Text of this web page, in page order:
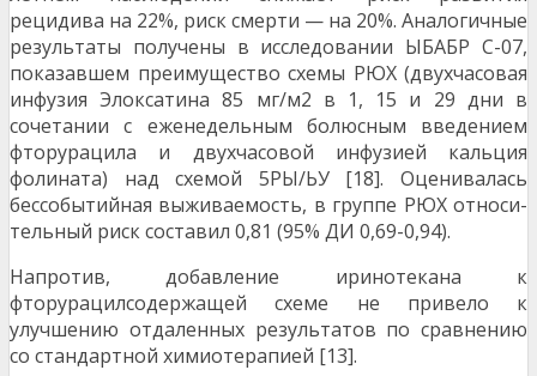
рецидива на 22%, риск смерти — на 20%. Аналогичные
результаты получены в исследовании ЫБАБР С-07,
показавшем преиму­щество схемы РЮХ (двухчасовая
инфузия Элоксатина 85 мг/м2 в 1, 15 и 29 дни в
сочетании с еженедельным болюсным введением
фторурацила и двухчасовой инфузией кальция
фолината) над схемой 5РЫ/ЬУ [18]. Оценивалась
бессобытийная выживаемость, в группе РЮХ относи­
тельный риск составил 0,81 (95% ДИ 0,69-0,94).
Напротив, добавление иринотекана к
фторурацилсодержащей схеме не привело к
улучшению отдаленных результатов по сравне­нию
со стандартной химиотерапией [13].